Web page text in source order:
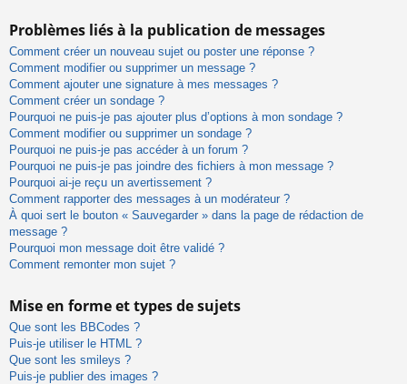
Problèmes liés à la publication de messages
Comment créer un nouveau sujet ou poster une réponse ?
Comment modifier ou supprimer un message ?
Comment ajouter une signature à mes messages ?
Comment créer un sondage ?
Pourquoi ne puis-je pas ajouter plus d’options à mon sondage ?
Comment modifier ou supprimer un sondage ?
Pourquoi ne puis-je pas accéder à un forum ?
Pourquoi ne puis-je pas joindre des fichiers à mon message ?
Pourquoi ai-je reçu un avertissement ?
Comment rapporter des messages à un modérateur ?
À quoi sert le bouton « Sauvegarder » dans la page de rédaction de
message ?
Pourquoi mon message doit être validé ?
Comment remonter mon sujet ?
Mise en forme et types de sujets
Que sont les BBCodes ?
Puis-je utiliser le HTML ?
Que sont les smileys ?
Puis-je publier des images ?